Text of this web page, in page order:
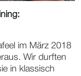
im März 2018
Wir durften
in klassisch